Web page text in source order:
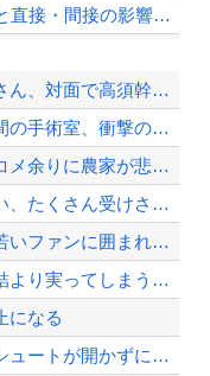
台風13号の進路に影響する要素と直接・間接の影響は？そして15号は？（26080...
聞記者を逮捕
韓国警察、大韓サッカー協会を家宅捜索 代表監督選考巡り
【悲報】渡邊渚さん「キスしろよ」のヤジでPTSD発症時の状態に逆戻り
【配信者】「金バエ」のSNS更新が1週間途絶え、様々な憶測が飛び交う。1週間ぶり...
【緊急速報】NYで警官が黒人男性の首を絞め、暴動第二波不可避へ
【動画】ショートスリーパー堀さん、対面で高須幹弥にキレる ← 睡眠は大事だと話題
【動画】熊本地震が発生した瞬間の手術室、衝撃の様子が公開されて16万いいね プロ...
「高市総理には愛想尽かした」コメ余りに農家が悲鳴 売値は生産原価の半分以下に…肥...
子どもが中学受験してる知り合い、たくさん受けさせてるけど合格したの通えない距離の...
【画像】松本人志さん、大勢の若いファンに囲まれてご満悦ｗｗｗｗｗｗ
【画像】本田望結の妹、本田望結より実ってしまうｗｗｗｗｗｗｗｗ
になる
【動画】ロシアの空挺兵、パラシュートが開かずに墜落してしまう。